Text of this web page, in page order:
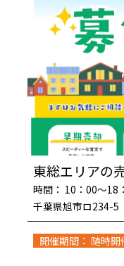
東総エリアの
時間： 10：00～18
千葉県旭市ロ234-5
開催期間： 随時開